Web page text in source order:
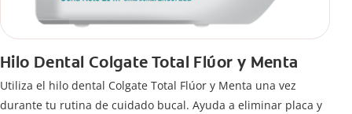
Hilo Dental Colgate Total Flúor y Menta
Utiliza el hilo dental Colgate Total Flúor y Menta una vez
durante tu rutina de cuidado bucal. Ayuda a eliminar placa y